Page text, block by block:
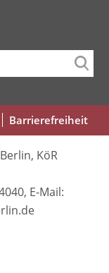
Barrierefreiheit
KöR
E-Mail: